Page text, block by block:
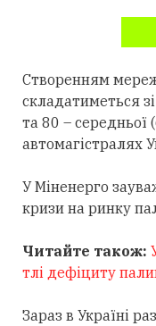
Створенням
складатиметься
та 80 – середньої
автомагістралях
У Міненерго
кризи на ринку
Читайте також:
тлі дефіциту
Зараз в Україні